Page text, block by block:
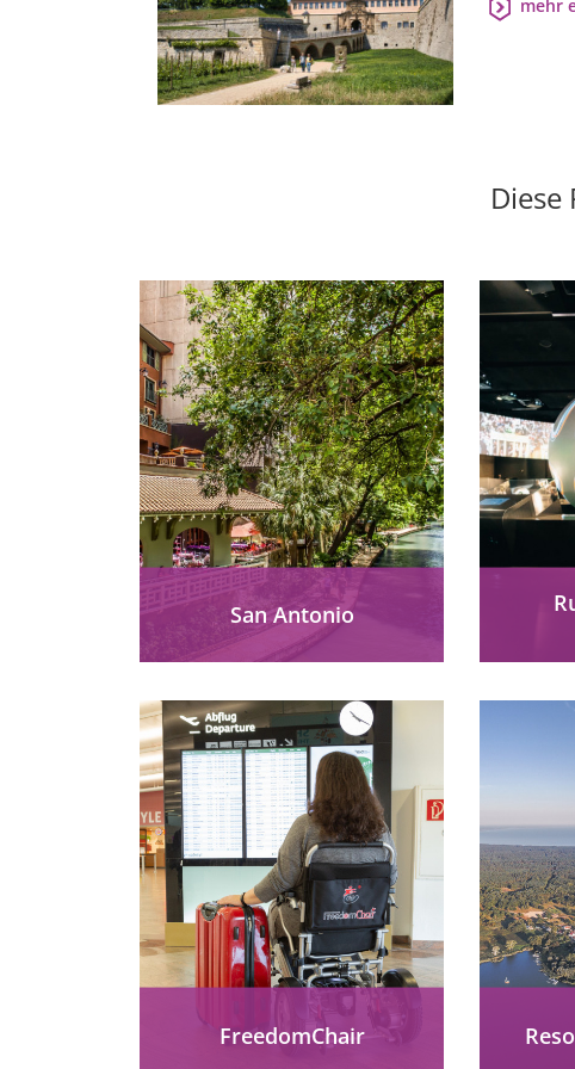
mehr
San Antonio
den USA begeistert mit
Inklusion, Kultur und
barrierefreien Highlights wie
Morgan’s Wonderland,
seinem River Walk &...
mehr erfahren
FreedomChair